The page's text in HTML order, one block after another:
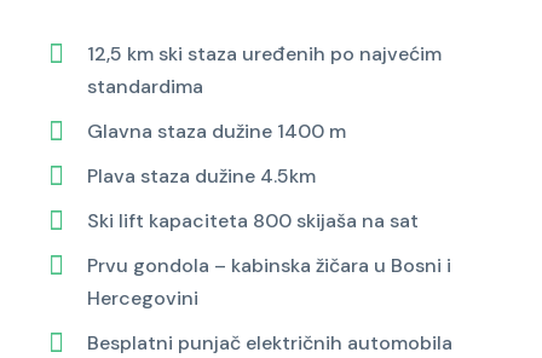
12,5 km ski staza uređenih po najvećim
standardima
Glavna staza dužine 1400 m
Plava staza dužine 4.5km
Ski lift kapaciteta 800 skijaša na sat
Prvu gondola – kabinska žičara u Bosni i
Hercegovini
Besplatni punjač električnih automobila